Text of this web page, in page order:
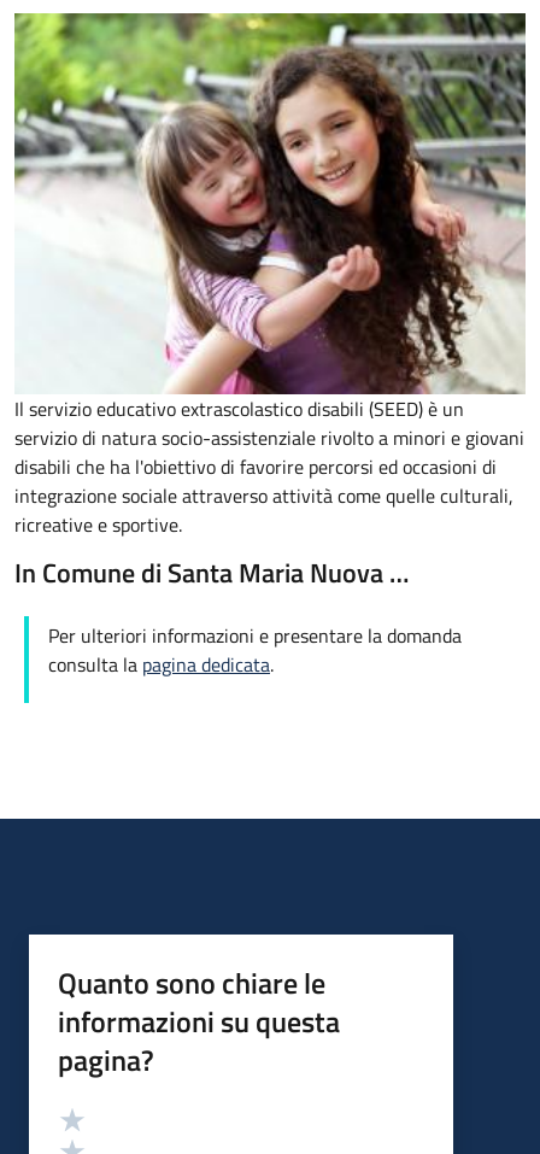
Il servizio educativo extrascolastico disabili (SEED) è un
servizio di natura socio-assistenziale rivolto a minori e giovani
disabili che ha l'obiettivo di favorire percorsi ed occasioni di
integrazione sociale attraverso attività come quelle culturali,
ricreative e sportive.
In Comune di Santa Maria Nuova …
Per ulteriori informazioni e presentare la domanda
consulta la pagina dedicata.
Quanto sono chiare le
informazioni su questa
pagina?
Valutazione